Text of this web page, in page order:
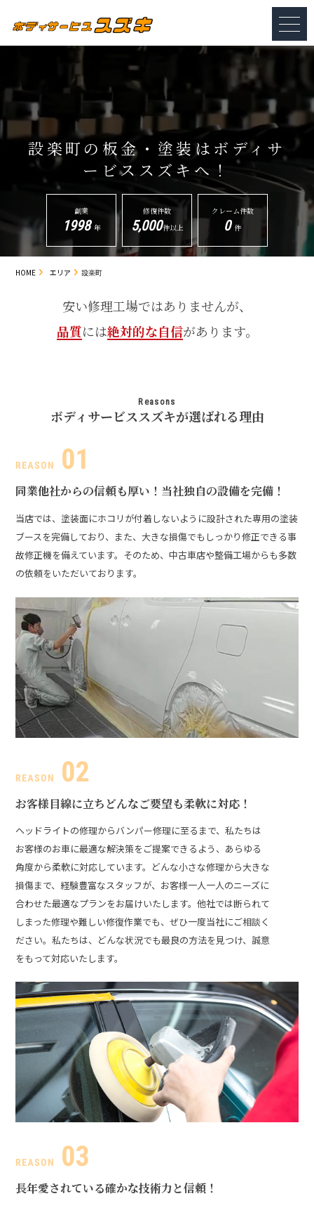
設楽町の板金・塗装は ボディサ
ービススズキへ！
創業
1998 年
修復件数
5,000件以上
クレーム件数
0 件
HOME エリア 設楽町
安い修理工場ではありませんが、
品質には絶対的な自信があります。
Reasons
ボディサービススズキが選ばれる理由
同業他社からの信頼も厚い！ 当社独自の設備を完備！
当店では、塗装面にホコリが付着しないように設計された専用の塗装
ブースを完備しており、また、大きな損傷でもしっかり修正できる事
故修正機を備えています。そのため、中古車店や整備工場からも多数
の依頼をいただいております。
お客様目線に立ち どんなご要望も柔軟に対応！
ヘッドライトの修理からバンパー修理に至るまで、私たちは
お客様のお車に最適な解決策をご提案できるよう、あらゆる
角度から柔軟に対応しています。どんな小さな修理から大きな
損傷まで、経験豊富なスタッフが、お客様一人一人のニーズに
合わせた最適なプランをお届けいたします。他社では断られて
しまった修理や難しい修復作業でも、ぜひ一度当社にご相談く
ださい。私たちは、どんな状況でも最良の方法を見つけ、誠意
をもって対応いたします。
長年愛されている確かな技術力と信頼！